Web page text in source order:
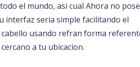
el mundo, asi cual Ahora no
interfaz seria simple facilitando el
usando refran forma
a tu ubicacion.